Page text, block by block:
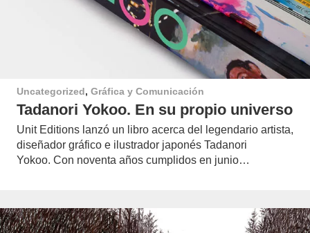
Uncategorized, Gráfica y Comunicación
Tadanori Yokoo. En su propio universo
Unit Editions lanzó un libro acerca del legendario artista,
diseñador gráfico e ilustrador japonés Tadanori
Yokoo. Con noventa años cumplidos en junio…